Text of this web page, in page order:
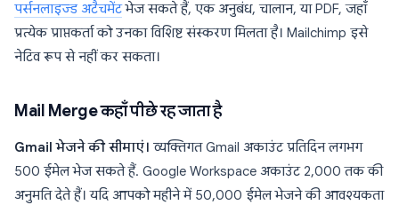
पर्सनलाइज्ड अटैचमेंटभेज सकते हैं, एक अनुबंध, चालान, या PDF, जहाँ
प्रत्येक प्राप्तकर्ता को उनका विशिष्ट संस्करण मिलता है। Mailchimp इसे
नेटिव रूप से नहीं कर सकता।
Mail Merge कहाँ पीछे रह जाता है
Gmail भेजने की सीमाएं। व्यक्तिगत Gmail अकाउंट प्रतिदिन लगभग
500 ईमेल भेज सकते हैं. Google Workspace अकाउंट 2,000 तक की
अनुमति देते हैं। यदि आपको महीने में 50,000 ईमेल भेजने की आवश्यकता